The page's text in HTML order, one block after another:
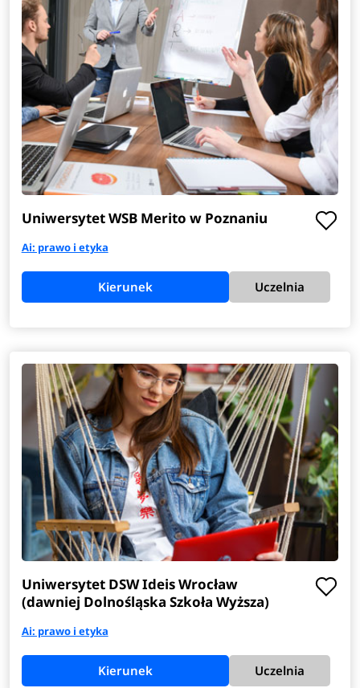
Uniwersytet WSB Merito w Poznaniu
Ai: prawo i etyka
Kierunek Uczelnia
Uniwersytet DSW Ideis Wrocław
(dawniej Dolnośląska Szkoła Wyższa)
Ai: prawo i etyka
Kierunek Uczelnia